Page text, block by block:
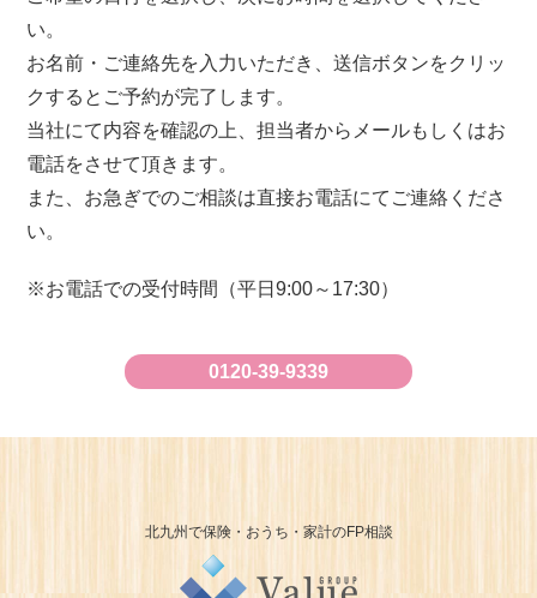
い。
お名前・ご連絡先を入力いただき、送信ボタンをクリッ
クするとご予約が完了します。
当社にて内容を確認の上、担当者からメールもしくはお
電話をさせて頂きます。
また、お急ぎでのご相談は直接お電話にてご連絡くださ
い。
お電話での受付時間（平日9:00～17:30）
0120-39-9339
北九州で保険・おうち・家計のFP相談